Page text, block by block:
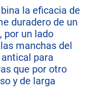
la eficacia de
duradero de un
por un lado
manchas del
para
que por otro
y de larga